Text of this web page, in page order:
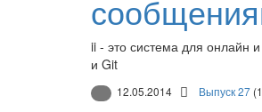
ii - это система для онлайн
и Git
12.05.2014 Выпуск 27